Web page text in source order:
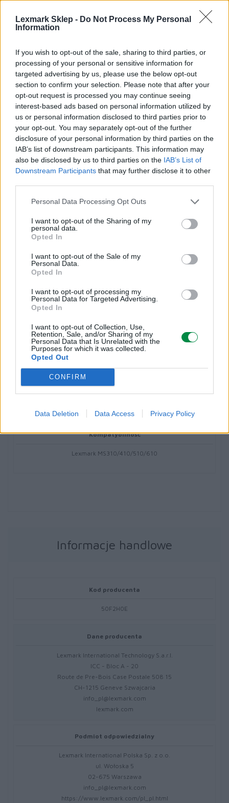
Lexmark Sklep - Do Not Process My Personal
Information
If you wish to opt-out of the sale, sharing to third parties, or
processing of your personal or sensitive information for
targeted advertising by us, please use the below opt-out
section to confirm your selection. Please note that after your
opt-out request is processed you may continue seeing
interest-based ads based on personal information utilized by
us or personal information disclosed to third parties prior to
your opt-out. You may separately opt-out of the further
disclosure of your personal information by third parties on the
IAB’s list of downstream participants. This information may
also be disclosed by us to third parties on the IAB’s List of
Downstream Participants that may further disclose it to other
Personal Data Processing Opt Outs
I want to opt-out of the Sharing of my
personal data.
Opted In
I want to opt-out of the Sale of my
Personal Data.
Opted In
I want to opt-out of processing my
Personal Data for Targeted Advertising.
Opted In
I want to opt-out of Collection, Use,
Retention, Sale, and/or Sharing of my
Personal Data that Is Unrelated with the
Purposes for which it was collected.
Opted Out
CONFIRM
Data Deletion Data Access Privacy Policy
Uzysk:
Do 5000 stron ISO/IEC 19798
Różne
Typ ceny:
Lexmark Corporate
Informacja o kompatybilnosci
Kompatybilne z:
Lexmark MS310d, MS310dn, MS410d, MS410dn, MS510dn,
Dane techniczne przekazywane nam są przez firmy trzecie
odpowiedzialności za zawarte w nich ewentualne błędy.
Kolor
Wydajność (5% pokrycie)
Liczba w opakowaniu jednostkowym
Kompatybilność
Lexmark MS310/410/510/610
Informacje handlowe
Kod producenta
50F2H0E
Dane producenta
Lexmark International Technology S.a.r.l.
ICC - Bloc A - 20
Route de Pre-Bois Case Postale 508 15
CH-1215 Geneve Szwajcaria
info_pl@lexmark.com
lexmark.com
Podmiot odpowiedzialny
Lexmark International Polska Sp. z o.o.
ul. Wołoska 5
02-675 Warszawa
info_pl@lexmark.com
https://www.lexmark.com/pl_pl.html